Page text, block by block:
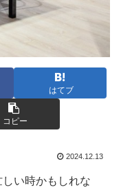
はてブ
コピー
2024.12.13
い時かもしれな